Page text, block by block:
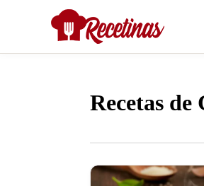
Recetas